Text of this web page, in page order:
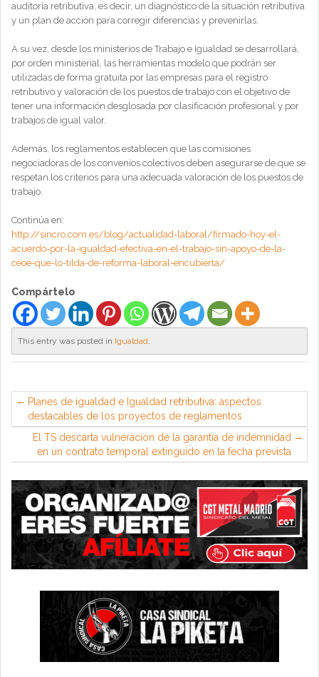
auditoría retributiva, es decir, un diagnóstico de la situación retributiva
y un plan de acción para corregir diferencias y prevenirlas.
A su vez, desde los ministerios de Trabajo e Igualdad se desarrollará,
por orden ministerial, las herramientas modelo que podrán ser
utilizadas de forma gratuita por las empresas para el registro
retributivo y valoración de los puestos de trabajo con el objetivo de
tener una información desglosada por clasificación profesional y por
trabajos de igual valor.
Además, los reglamentos establecen que las comisiones
negociadoras de los convenios colectivos deben asegurarse de que se
respetan los criterios para una adecuada valoración de los puestos de
trabajo.
Continúa en:
http://sincro.com.es/blog/actualidad-laboral/firmado-hoy-el-
acuerdo-por-la-igualdad-efectiva-en-el-trabajo-sin-apoyo-de-la-
ceoe-que-lo-tilda-de-reforma-laboral-encubierta/
Compártelo
This entry was posted in Igualdad.
Planes de igualdad e Igualdad retributiva: aspectos
destacables de los proyectos de reglamentos
El TS descarta vulneración de la garantía de indemnidad
en un contrato temporal extinguido en la fecha prevista